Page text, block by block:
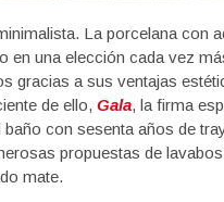
La porcelana con
en una elección cada vez
gracias a sus ventajas
de ello, Gala, la firma
baño con sesenta años de
propuestas de
mate.